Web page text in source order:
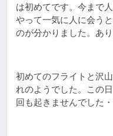
は初めてです。今まで
やって一気に人に会う
のが分かりました。あ
初めてのフライトと沢
れのようでした。この
回も起きませんでした